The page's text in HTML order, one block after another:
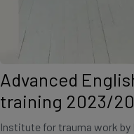
Advanced
training 2023/
Institute for trauma work by